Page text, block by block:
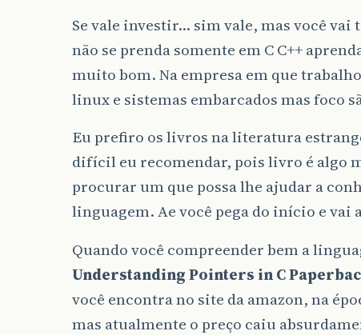
Se vale investir… sim vale, mas você vai
não se prenda somente em C C++
muito bom. Na empresa em que
linux e sistemas embarcados mas foco
Eu prefiro os livros na literatura
difícil eu recomendar, pois livro é algo
procurar um que possa lhe ajudar a
linguagem. Ae você pega do início e vai
Quando você compreender bem a
Understanding Pointers in C
você encontra no site da amazon, na
mas atualmente o preço caiu